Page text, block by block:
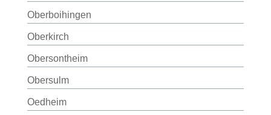
Oberboihingen
Oberkirch
Obersontheim
Obersulm
Oedheim